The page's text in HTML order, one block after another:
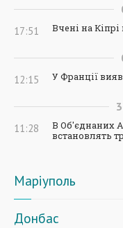
17:51 Вчені на
12:15 У Франції
11:28
В Об'єднаних
встановлять
Маріуполь
Донбас